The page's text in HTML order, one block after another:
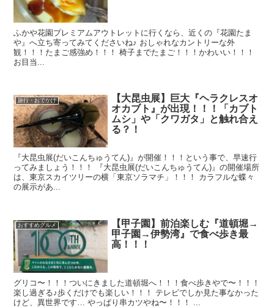
ふかや花園プレミアムアウトレットに行くなら、近くの『花園たま
や』へ立ち寄ってみてくださいね♪ おしゃれなカントリーな外
観！！！たまご感強め！！！ 椅子までたまご！！！かわいい！！！
お目当...
旅行・おでかけ
【大昆虫展】巨大『ヘラクレスオ
オカブト』が出現！！！「カブト
ムシ」や「クワガタ」と触れ合え
る？！
『大昆虫展(だいこんちゅうてん)』が開催！！！という事で、早速行
ってみましょう！！！ 『大昆虫展(だいこんちゅうてん)』の開催場所
は、東京スカイツリーの横「東京ソラマチ」！！！ カラフルな蝶々
の展示があ...
おすすめグルメ
【甲子園】前泊楽しむ『道頓堀→
甲子園→伊勢湾』で食べ歩き最
高！！！
グリコ〜！！！ついにきました道頓堀へ！！！食べ歩きやで〜！！！
楽し過ぎる♪歩くだけでも楽しい！！！ テレビでしか見た事なかった
けど、異世界です… やっぱり串カツやね〜！！！ ...